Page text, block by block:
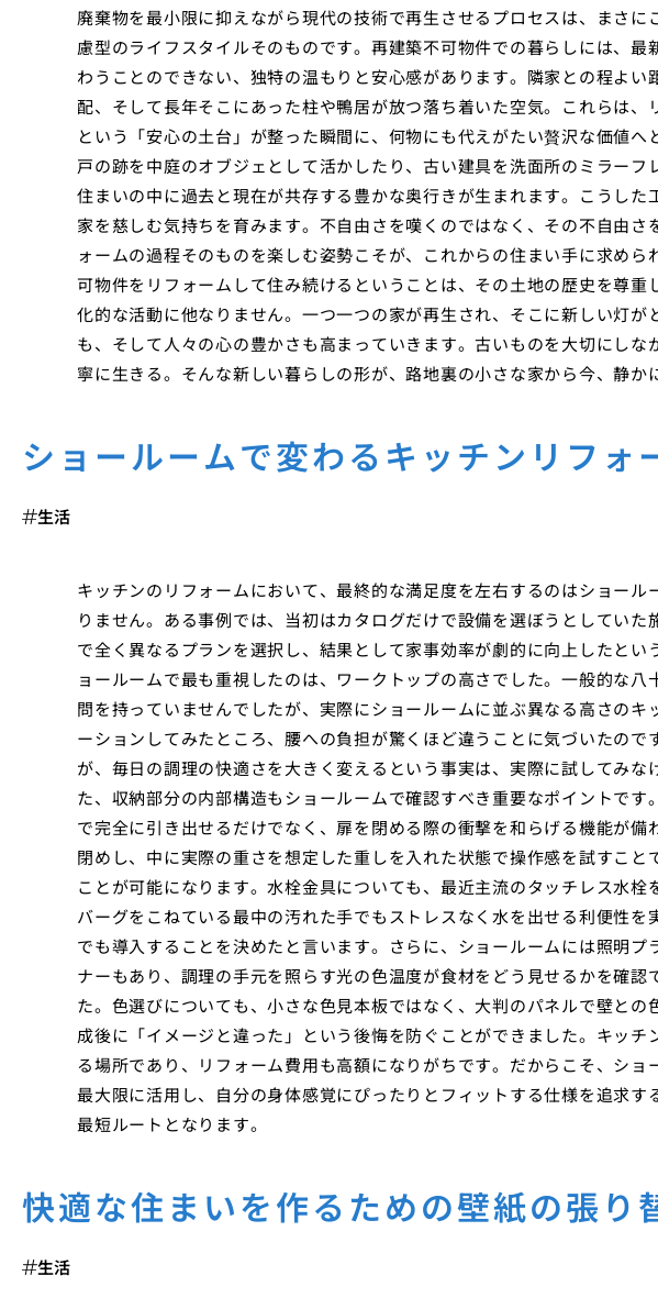
廃棄物を最小限に抑えながら現代の技術で再生させるプロセスは、まさ
慮型のライフスタイルそのものです。再建築不可物件での暮らしには、
わうことのできない、独特の温もりと安心感があります。隣家との程よい
配、そして長年そこにあった柱や鴨居が放つ落ち着いた空気。これらは、
という「安心の土台」が整った瞬間に、何物にも代えがたい贅沢な価値
戸の跡を中庭のオブジェとして活かしたり、古い建具を洗面所のミラーフ
住まいの中に過去と現在が共存する豊かな奥行きが生まれます。こうした
家を慈しむ気持ちを育みます。不自由さを嘆くのではなく、その不自由さ
ォームの過程そのものを楽しむ姿勢こそが、これからの住まい手に求め
可物件をリフォームして住み続けるということは、その土地の歴史を尊
化的な活動に他なりません。一つ一つの家が再生され、そこに新しい灯が
も、そして人々の心の豊かさも高まっていきます。古いものを大切にしな
寧に生きる。そんな新しい暮らしの形が、路地裏の小さな家から今、静か
ショールームで変わるキッチンリフォ
生活
キッチンのリフォームにおいて、最終的な満足度を左右するのはショール
りません。ある事例では、当初はカタログだけで設備を選ぼうとしていた
で全く異なるプランを選択し、結果として家事効率が劇的に向上したとい
ョールームで最も重視したのは、ワークトップの高さでした。一般的な
問を持っていませんでしたが、実際にショールームに並ぶ異なる高さのキ
ーションしてみたところ、腰への負担が驚くほど違うことに気づいたので
が、毎日の調理の快適さを大きく変えるという事実は、実際に試してみな
た、収納部分の内部構造もショールームで確認すべき重要なポイントです
で完全に引き出せるだけでなく、扉を閉める際の衝撃を和らげる機能が備
閉めし、中に実際の重さを想定した重しを入れた状態で操作感を試すこと
ことが可能になります。水栓金具についても、最近主流のタッチレス水栓
バーグをこねている最中の汚れた手でもストレスなく水を出せる利便性を
でも導入することを決めたと言います。さらに、ショールームには照明プ
ナーもあり、調理の手元を照らす光の色温度が食材をどう見せるかを確認
た。色選びについても、小さな色見本板ではなく、大判のパネルで壁と
成後に「イメージと違った」という後悔を防ぐことができました。キッチ
る場所であり、リフォーム費用も高額になりがちです。だからこそ、ショ
最大限に活用し、自分の身体感覚にぴったりとフィットする仕様を追求す
最短ルートとなります。
快適な住まいを作るための壁紙の張り
生活